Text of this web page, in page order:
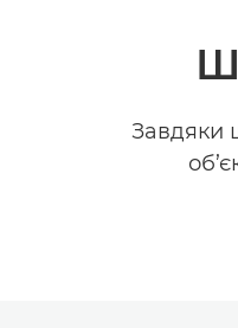
Завдяки